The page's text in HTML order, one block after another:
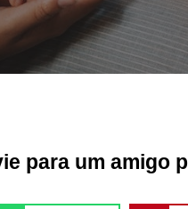
para um amigo